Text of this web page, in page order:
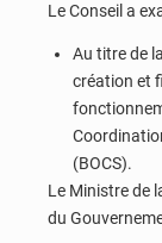
Le Conseil a
Au titre de
création et
(BOCS).
Le Ministre de
du